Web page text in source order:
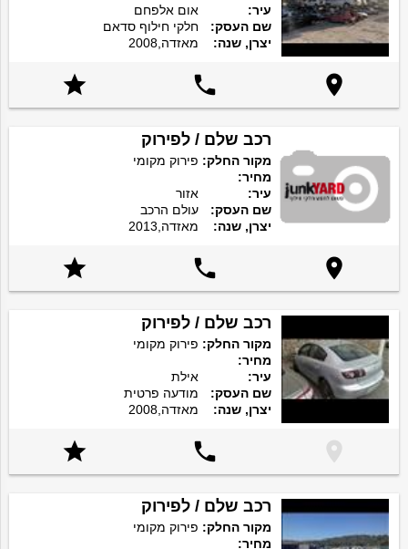
עיר:
אום אלפחם
שם העסק:
חלקי חילוף סדאם
יצרן, שנה:
מאזדה,2008



רכב שלם / לפירוק
מקור החלק: פירוק מקומי
מחיר:
עיר:
אזור
שם העסק:
עולם הרכב
יצרן, שנה:
מאזדה,2013



רכב שלם / לפירוק
מקור החלק: פירוק מקומי
מחיר:
עיר:
אילת
שם העסק:
מודעה פרטית
יצרן, שנה:
מאזדה,2008



רכב שלם / לפירוק
מקור החלק: פירוק מקומי
מחיר: